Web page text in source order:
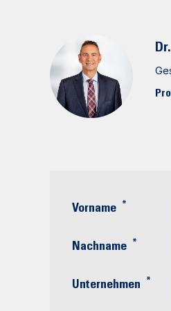
Vorname *
Nachname *
Unternehmen *